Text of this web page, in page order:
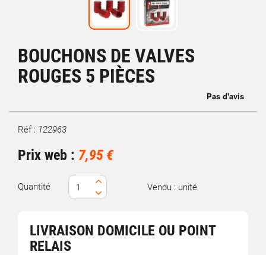
BOUCHONS DE VALVES
ROUGES 5 PIÈCES
Marque
Réf : 122963
Prix web : 7,95 €
Quantité Vendu : unité
LIVRAISON DOMICILE OU POINT
RELAIS